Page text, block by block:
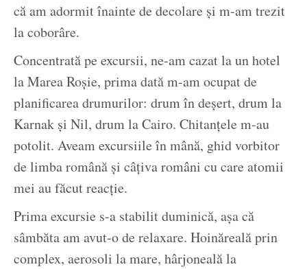
că am adormit înainte de decolare și m-am trezit
la coborâre.
Concentrată pe excursii, ne-am cazat la un hotel
la Marea Roșie, prima dată m-am ocupat de
planificarea drumurilor: drum în deșert, drum la
Karnak și Nil, drum la Cairo. Chitanțele m-au
potolit. Aveam excursiile în mână, ghid vorbitor
de limba română și câțiva români cu care atomii
mei au făcut reacție.
Prima excursie s-a stabilit duminică, așa că
sâmbăta am avut-o de relaxare. Hoinăreală prin
complex, aerosoli la mare, hârjoneală la